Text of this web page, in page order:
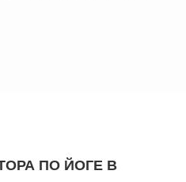
ПО ЙОГЕ В